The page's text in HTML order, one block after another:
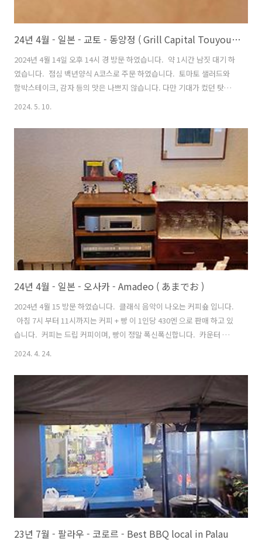
24년 4월 - 일본 - 교토 - 동양정 ( Grill Capital Touyoutei - グリルキャピタル東洋亭 ) : 교토 타카시야마점
2024년 4월 14일 오후 14시 경 방문 하였습니다. 약 1시간 남짓 대기 하
였습니다. 점심 백년양식 A코스로 주문 하였습니다. 토마토 샐러드와
함박스테이크, 감자 등의 맛은 나쁘지 않습니다. 다만 기대가 컸던 탓인
지 약간은 실망하였습니다. 오픈런 또는 몇시간 씩 기다릴만한 이유는
화점 7층에 있습니다. * 교토 부분의 구글맵에서 한글로 '동양정'을 검
색하시면 "교토역 킨테츠선점"이 많이 보여지나, 가와라마치역으로 가
신다면 바로 역 위 타카시야마 백화점 7층에도 "동양정 타카시야마
2024. 5. 10.
24년 4월 - 일본 - 오사카 - Amadeo ( あまでお )
2024년 4월 15 방문 하였습니다. 클래식 음악이 나오는 커피숖 입니다.
아침 7시 부터 11시까지는 커피 + 빵 이 1인당 430엔 으로 판매 하고 있
습니다. 커피는 드립 커피이며, 빵이 정말 폭신폭신합니다. 카운터 자리
로만 이루어 져 있습니다. 할아버지 사장님 혼자 하시는듯 하며, 손님이
시며, 친절하십니다.
2024. 4. 24.
23년 7월 - 팔라우 - 코로르 - Best BBQ local in Palau